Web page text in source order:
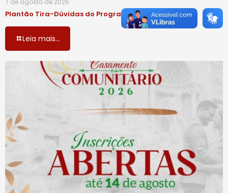
7 de agosto de 2026
Plantão Tira-Dúvidas do Programa Bolsa Família
Leia mais...